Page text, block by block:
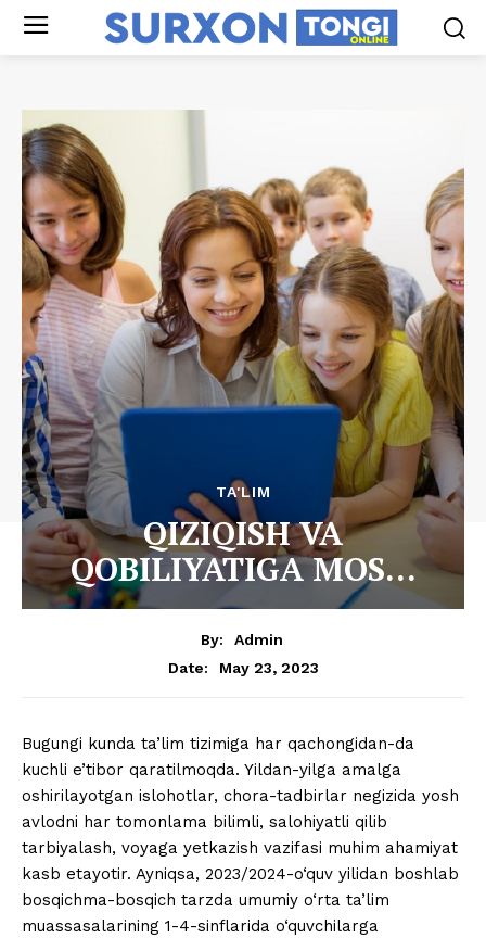
TA'LIM
QIZIQISH VA
QOBILIYATIGA MOS…
By:
Admin
Date:
May 23, 2023
Bugungi kunda ta’lim tizimiga har qachongidan-da
kuchli e’tibor qaratilmoqda. Yildan-yilga amalga
oshirilayotgan islohotlar, chora-tadbirlar negizida yosh
avlodni har tomonlama bilimli, salohiyatli qilib
tarbiyalash, voyaga yetkazish vazifasi muhim ahamiyat
kasb etayotir. Ayniqsa, 2023/2024-o‘quv yilidan boshlab
bosqichma-bosqich tarzda umumiy o‘rta ta’lim
muassasalarining 1-4-sinflarida o‘quvchilarga